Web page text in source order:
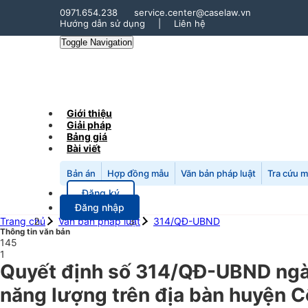
0971.654.238
service.center@caselaw.vn
Hướng dẫn sử dụng
Liên hệ
Toggle Navigation
Giới thiệu
Giải pháp
Bảng giá
Bài viết
Bản án Hợp đồng mẫu Văn bản pháp luật Tra cứu
Đăng ký
Đăng nhập
Trang chủ
Văn bản pháp luật 314/QĐ-UBND
Thông tin văn bản
145
1
Quyết định số 314/QĐ-UBND
năng lượng trên địa bàn huyện